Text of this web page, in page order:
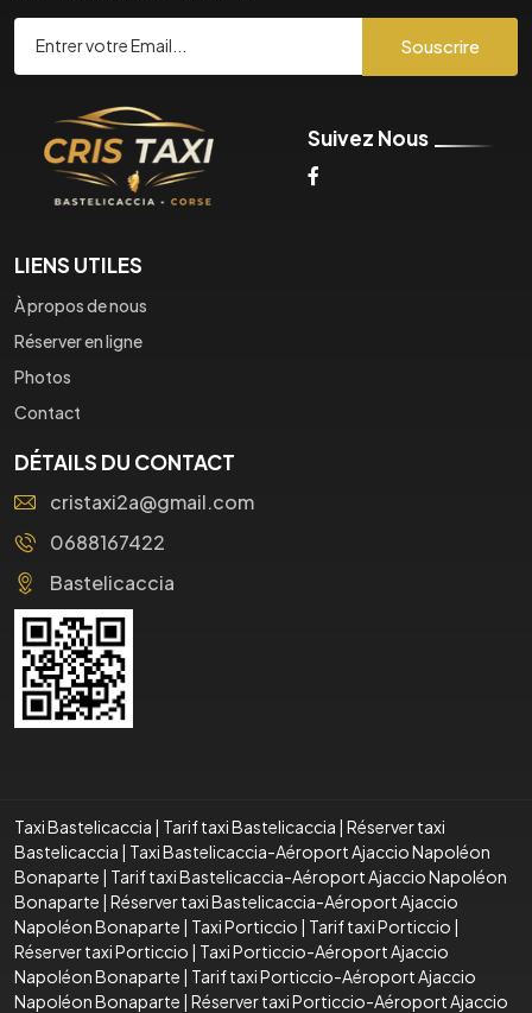
Souscrire
Suivez Nous
LIENS UTILES
À propos de nous
Réserver en ligne
Photos
Contact
DÉTAILS DU CONTACT
cristaxi2a@gmail.com
0688167422
Bastelicaccia
Taxi Bastelicaccia | Tarif taxi Bastelicaccia | Réserver taxi
Bastelicaccia | Taxi Bastelicaccia-Aéroport Ajaccio Napoléon
Bonaparte | Tarif taxi Bastelicaccia-Aéroport Ajaccio Napoléon
Bonaparte | Réserver taxi Bastelicaccia-Aéroport Ajaccio
Napoléon Bonaparte | Taxi Porticcio | Tarif taxi Porticcio |
Réserver taxi Porticcio | Taxi Porticcio-Aéroport Ajaccio
Napoléon Bonaparte | Tarif taxi Porticcio-Aéroport Ajaccio
Napoléon Bonaparte | Réserver taxi Porticcio-Aéroport Ajaccio